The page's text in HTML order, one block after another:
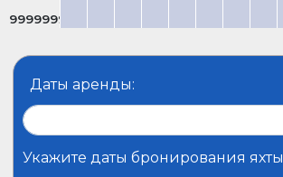
9999999
Даты аренды:
Укажите даты бронирования яхты